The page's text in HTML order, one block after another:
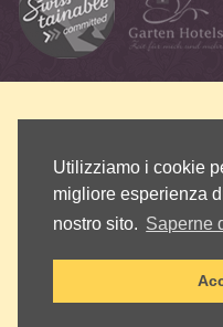
Utilizziamo i cookie
migliore esperienza
nostro sito. Saperne